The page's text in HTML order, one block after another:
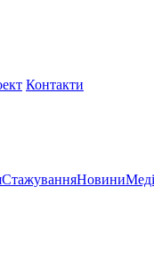
Контакти
СтажуванняНовини